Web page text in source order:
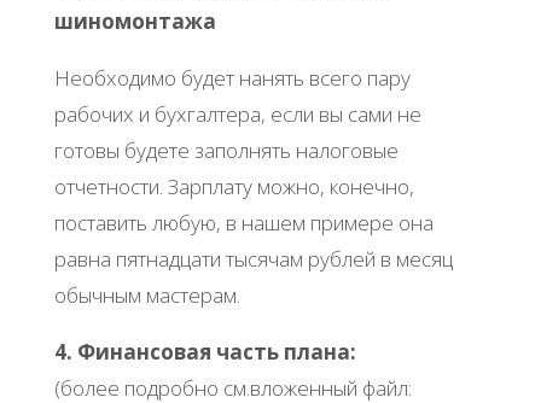
шиномонтажа
Необходимо будет нанять всего пару
рабочих и бухгалтера, если вы сами не
готовы будете заполнять налоговые
отчетности. Зарплату можно, конечно,
поставить любую, в нашем примере она
равна пятнадцати тысячам рублей в месяц
обычным мастерам.
4. Финансовая часть плана:
(более подробно см.вложенный файл: